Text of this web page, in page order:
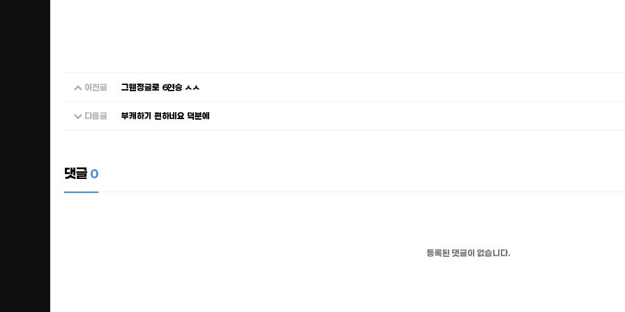
이전글 그웬정글로 6연승 ㅅㅅ
다음글 부캐하기 편하네요 덕분에
댓글 0
등록된 댓글이 없습니다.